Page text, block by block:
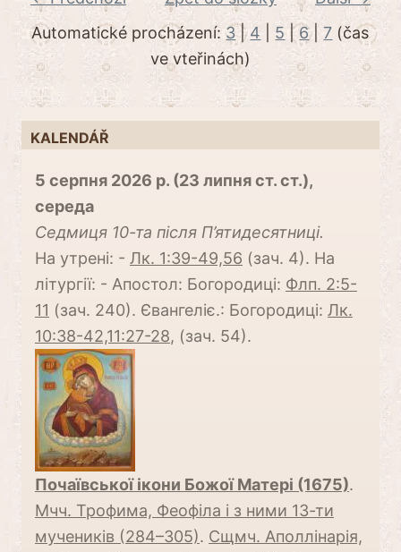
Automatické procházení: 3|4 5 |6|7 (čas
ve vteřinách)
KALENDÁŘ
5 серпня 2026 р. (23 липня ст. ст.),
середа
Cедмиця 10-та після П’ятидесятниці.
На утрені: - Лк. 1:39-49,56 (зач. 4). На
літургії: - Апостол: Богородиці: Флп. 2:5-
11 (зач. 240). Євангеліє.: Богородиці: Лк.
10:38-42,11:27-28, (зач. 54).
Почаївської ікони Божої Матері (1675).
Мчч. Трофима, Феофіла і з ними 13-ти
мучеників (284–305). Сщмч. Аполлінарія,